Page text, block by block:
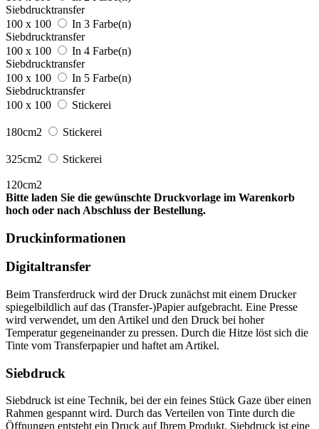
Siebdrucktransfer
100 x 100
In 3 Farbe(n)
Siebdrucktransfer
100 x 100
In 4 Farbe(n)
Siebdrucktransfer
100 x 100
In 5 Farbe(n)
Siebdrucktransfer
100 x 100
Stickerei
180cm2 Stickerei
325cm2 Stickerei
120cm2
Bitte laden Sie die gewünschte Druckvorlage im Warenkorb
hoch oder nach Abschluss der Bestellung.
Druckinformationen
Digitaltransfer
Beim Transferdruck wird der Druck zunächst mit einem Drucker
spiegelbildlich auf das (Transfer-)Papier aufgebracht. Eine Presse
wird verwendet, um den Artikel und den Druck bei hoher
Temperatur gegeneinander zu pressen. Durch die Hitze löst sich die
Tinte vom Transferpapier und haftet am Artikel.
Siebdruck
Siebdruck ist eine Technik, bei der ein feines Stück Gaze über einen
Rahmen gespannt wird. Durch das Verteilen von Tinte durch die
Öffnungen entsteht ein Druck auf Ihrem Produkt. Siebdruck ist eine